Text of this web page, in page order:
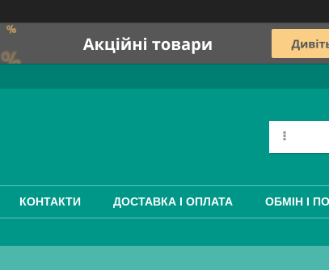
КОНТАКТИ ДОСТАВКА І ОПЛАТА ОБМІН І